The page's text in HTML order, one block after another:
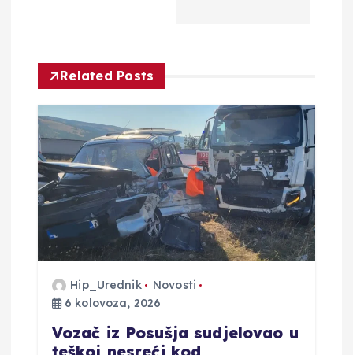
o
b
a
v
a
Related Posts
Hip_Urednik
Novosti
6 kolovoza, 2026
Vozač iz Posušja sudjelovao u